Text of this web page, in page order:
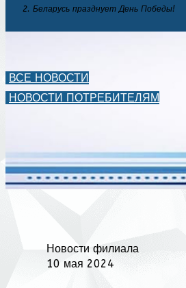
Беларусь празднует День Победы!
ВСЕ НОВОСТИ
НОВОСТИ ПОТРЕБИТЕЛЯМ
Новости филиала
10 мая 2024